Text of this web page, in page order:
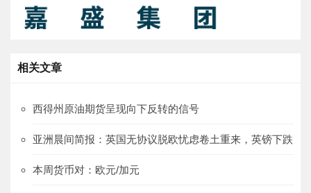
相关文章
西得州原油期货呈现向下反转的信号
亚洲晨间简报：英国无协议脱欧忧虑卷土重来，英镑下跌
本周货币对：欧元/加元